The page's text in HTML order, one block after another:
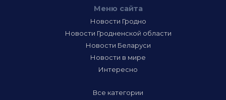
Меню сайта
Новости Гродно
Новости Гродненской области
Новости Беларуси
Новости в мире
Интересно
Все категории